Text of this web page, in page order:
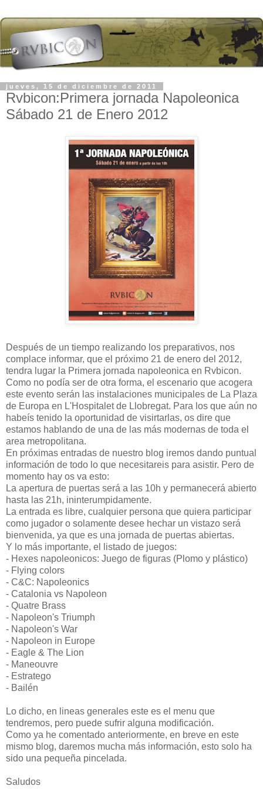
jueves, 15 de diciembre de 2011
Rvbicon:Primera jornada Napoleonica
Sábado 21 de Enero 2012
Después de un tiempo realizando los preparativos, nos
complace informar, que el próximo 21 de enero del 2012,
tendra lugar la Primera jornada napoleonica en Rvbicon.
Como no podía ser de otra forma, el escenario que acogera
este evento serán las instalaciones municipales de La Plaza
de Europa en L'Hospitalet de Llobregat. Para los que aún no
habeís tenido la oportunidad de visirtarlas, os dire que
estamos hablando de una de las más modernas de toda el
area metropolitana.
En próximas entradas de nuestro blog iremos dando puntual
información de todo lo que necesitareis para asistir. Pero de
momento hay os va esto:
La apertura de puertas será a las 10h y permanecerá abierto
hasta las 21h, ininterumpidamente.
La entrada es libre, cualquier persona que quiera participar
como jugador o solamente desee hechar un vistazo será
bienvenida, ya que es una jornada de puertas abiertas.
Y lo más importante, el listado de juegos:
- Hexes napoleonicos: Juego de figuras (Plomo y plástico)
- Flying colors
- C&C: Napoleonics
- Catalonia vs Napoleon
- Quatre Brass
- Napoleon's Triumph
- Napoleon's War
- Napoleon in Europe
- Eagle & The Lion
- Maneouvre
- Estratego
- Bailén
Lo dicho, en lineas generales este es el menu que
tendremos, pero puede sufrir alguna modificación.
Como ya he comentado anteriormente, en breve en este
mismo blog, daremos mucha más información, esto solo ha
sido una pequeña pincelada.
Saludos